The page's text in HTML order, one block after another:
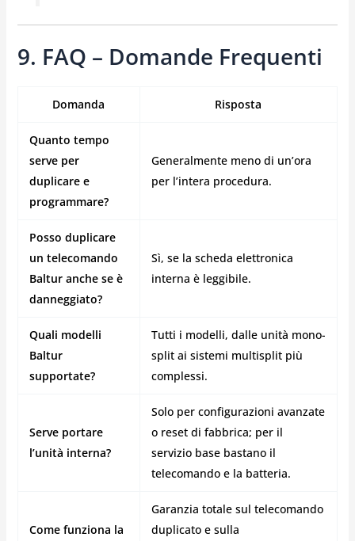
9. FAQ – Domande Frequenti
Domanda Risposta
Quanto tempo
serve per
duplicare e
programmare?
Generalmente meno di un’ora
per l’intera procedura.
Posso duplicare
un telecomando
Baltur anche se è
danneggiato?
Sì, se la scheda elettronica
interna è leggibile.
Quali modelli
Baltur
supportate?
Tutti i modelli, dalle unità mono-
split ai sistemi multisplit più
complessi.
Serve portare
l’unità interna?
Solo per configurazioni avanzate
o reset di fabbrica; per il
servizio base bastano il
telecomando e la batteria.
Come funziona la
Garanzia totale sul telecomando
duplicato e sulla